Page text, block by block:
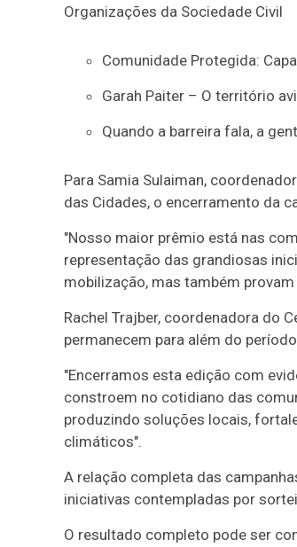
Organizações da Sociedade Civil
Comunidade Protegida:
Garah Paiter – O território
Quando a barreira fala, a
Para Samia Sulaiman,
das Cidades, o encerramento da
"Nosso maior prêmio está nas
representação das grandiosas
mobilização, mas também
Rachel Trajber, coordenadora do
permanecem para além do
"Encerramos esta edição com
constroem no cotidiano das
produzindo soluções locais,
climáticos".
A relação completa das
iniciativas contempladas por
O resultado completo pode ser